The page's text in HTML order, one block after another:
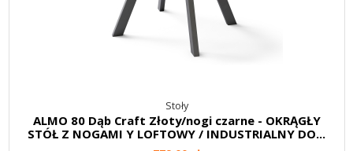
Stoły
ALMO 80 Dąb Craft Złoty/nogi czarne - OKRĄGŁY
STÓŁ Z NOGAMI Y LOFTOWY / INDUSTRIALNY DO...